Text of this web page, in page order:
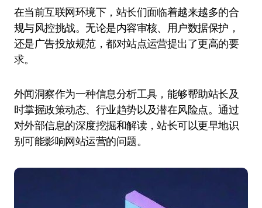
在当前互联网环境下，站长们面临着越来越多的合
规与风控挑战。无论是内容审核、用户数据保护，
还是广告投放规范，都对站点运营提出了更高的要
求。
外闻洞察作为一种信息分析工具，能够帮助站长及
时掌握政策动态、行业趋势以及潜在风险点。通过
对外部信息的深度挖掘和解读，站长可以更早地识
别可能影响网站运营的问题。